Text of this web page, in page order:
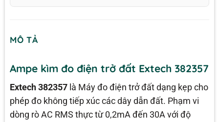
MÔ TẢ
Ampe kìm đo điện trở đất Extech 382357
Extech 382357là Máy đo điện trở đất dạng kẹp cho
phép đo không tiếp xúc các dây dẫn đất. Phạm vi
dòng rò AC RMS thực từ 0,2mA đến 30A với độ